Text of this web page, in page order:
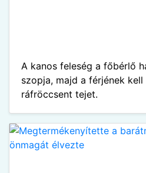
A kanos feleség a főbérlő
szopja, majd a férjének
ráfröccsent tejet.